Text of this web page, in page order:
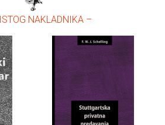
NAKLADNIKA –